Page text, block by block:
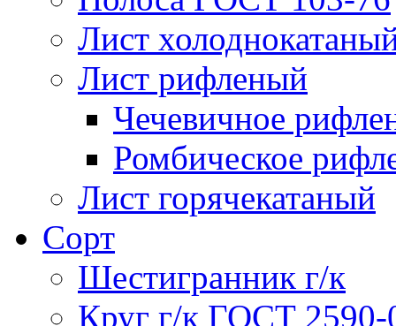
Лист
Лист рифленый
Чечевичное
Ромбическое
Лист горячекатаный
Сорт
Шестигранник г/к
Круг г/к ГОСТ 2590-